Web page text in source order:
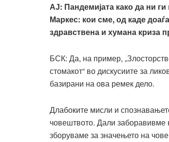
АЈ: Пандемијата како да ни ги
Маркес: кои сме, од каде
здравствена и хумана криза
БСК: Да, на пример,
стомакот“ во дискусиите за
базирани на ова ремек дело.
Длабоките мисли и
човештвото. Дали
зборуваме за значењето на